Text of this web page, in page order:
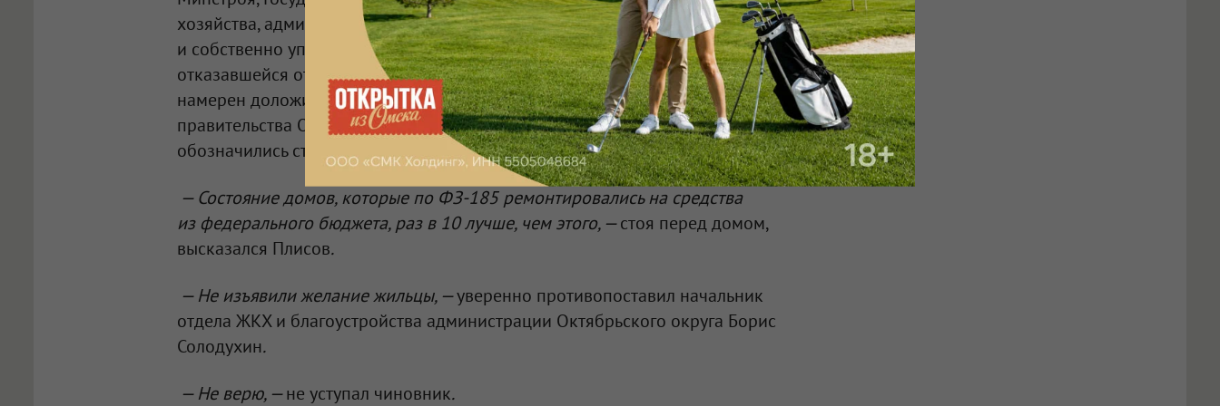
хозяйства, администрации Октябрьского округа, фонда капитального ремонта
и собственно управляющей компанииООО «Сибирский коммунальник»,
отказавшейся от дома два года назад. Однако к месту прибыли не все, о чем
намерен доложить руководитель жилинспекции Сергей Плисов зампреду
правительства Омской области Станиславу Гребенщикову, но и без того четко
обозначились стороны конфликта.
— Состояние домов, которые по ФЗ-185 ремонтировались на средства
из федерального бюджета, раз в 10 лучше, чем этого, —стоя перед домом,
высказался Плисов.
— Не изъявили желание жильцы, —уверенно противопоставил начальник
отдела ЖКХ и благоустройства администрации Октябрьского округа Борис
Солодухин.
— Не верю, —не уступал чиновник.